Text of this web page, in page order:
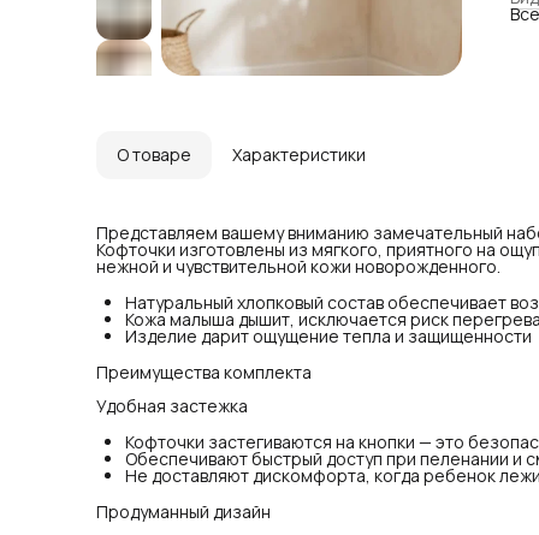
О товаре Характеристики
Представляем вашему вниманию замечательный
Кофточки изготовлены из мягкого, приятного на
нежной и чувствительной кожи новорожденного.
Натуральный хлопковый состав обеспечивает
Кожа малыша дышит, исключается риск
Изделие дарит ощущение тепла и защищенности
Преимущества комплекта
Удобная застежка
Кофточки застегиваются на кнопки — это
Обеспечивают быстрый доступ при пеленании и
Не доставляют дискомфорта, когда ребенок
Продуманный дизайн